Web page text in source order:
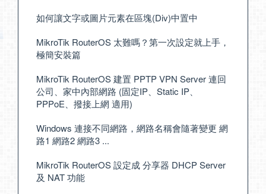
如何讓文字或圖片元素在區塊(Div)中置中
MikroTik RouterOS 太難嗎？第一次設定就上手，
極簡安裝篇
MikroTik RouterOS 建置 PPTP VPN Server 連回
公司、家中內部網路 (固定IP、Static IP、
PPPoE、撥接上網 適用)
Windows 連接不同網路，網路名稱會隨著變更 網
路1 網路2 網路3 ...
MikroTik RouterOS 設定成 分享器 DHCP Server
及 NAT 功能